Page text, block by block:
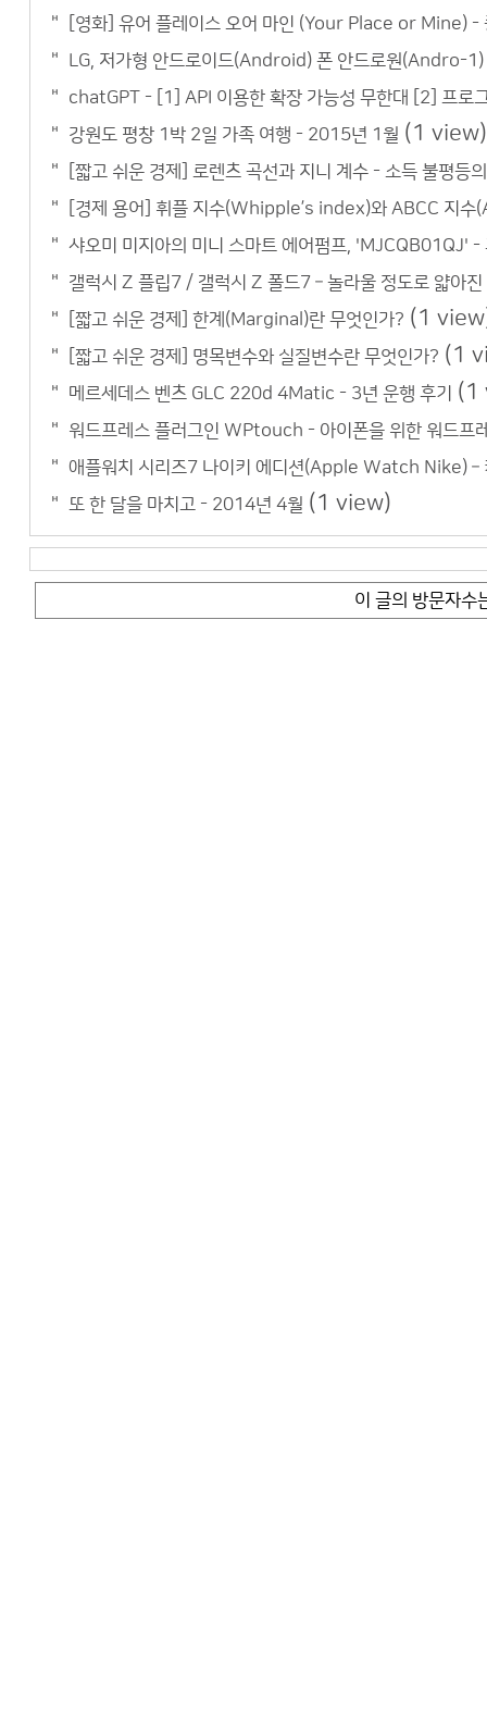
[영화] 유어 플레이스 오어 마인 (Your Place or Mine) -
LG, 저가형 안드로이드(Android) 폰 안드로원(Andro-1)
chatGPT - [1] API 이용한 확장 가능성 무한대 [2] 프로
강원도 평창 1박 2일 가족 여행 - 2015년 1월 (1 view)
[짧고 쉬운 경제] 로렌츠 곡선과 지니 계수 - 소득 불평등
[경제 용어] 휘플 지수(Whipple’s index)와 ABCC 지수
샤오미 미지아의 미니 스마트 에어펌프, 'MJCQB01QJ' -
갤럭시 Z 플립7 / 갤럭시 Z 폴드7 – 놀라울 정도로 얇아
[짧고 쉬운 경제] 한계(Marginal)란 무엇인가? (1
[짧고 쉬운 경제] 명목변수와 실질변수란 무엇인가? (1
메르세데스 벤츠 GLC 220d 4Matic - 3년 운행 후기 (1
워드프레스 플러그인 WPtouch - 아이폰을 위한 워드프
애플워치 시리즈7 나이키 에디션(Apple Watch Nike) –
또 한 달을 마치고 - 2014년 4월 (1 view)
이 글의 방문자수